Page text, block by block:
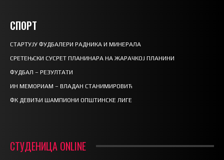
СПОРТ
СТАРТУЈУ ФУДБАЛЕРИ РАДНИКА И МИНЕРАЛА
СРЕТЕЊСКИ СУСРЕТ ПЛАНИНАРА НА ЖАРАЧКОЈ ПЛАНИНИ
ФУДБАЛ – РЕЗУЛТАТИ
ИН МЕМОРИАМ – ВЛАДАН СТАНИМИРОВИЋ
ФК ДЕВИЋИ ШАМПИОНИ ОПШТИНСКЕ ЛИГЕ
СТУДЕНИЦА ONLINE